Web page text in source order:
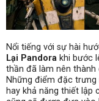
Nổi tiếng với sự hài
Lại Pandora khi bước
thần đã làm nên
Những điểm đặc
hay khả năng thiết lập